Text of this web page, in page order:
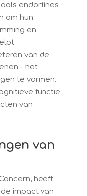
endorfines
om hun
en
van de
– het
te vormen.
functie
van
van
heeft
impact van